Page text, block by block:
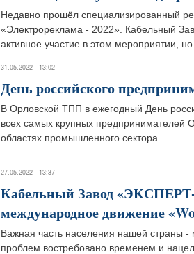
Недавно прошёл специализированный
«Электрореклама - 2022». Кабельный
активное участие в этом мероприятии, но
31.05.2022 - 13:02
День российского
В Орловской ТПП в ежегодный День
всех самых крупных предпринимателей
областях промышленного сектора...
27.05.2022 - 13:37
Кабельный Завод
международное движение
Важная часть населения нашей страны
проблем востребовано временем и